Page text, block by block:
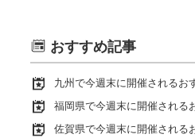
おすすめ記事
九州で今週末に開催されるお
福岡県で今週末に開催される
佐賀県で今週末に開催される